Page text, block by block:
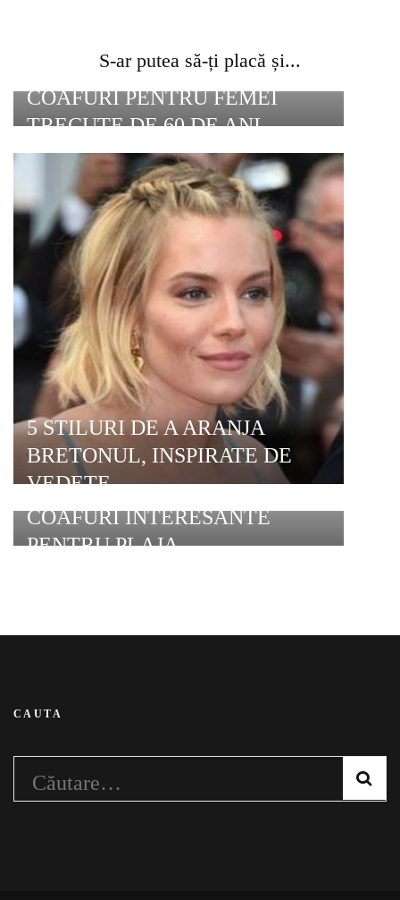
S-ar putea să-ți placă și...
COAFURI PENTRU FEMEI
TRECUTE DE 60 DE ANI
5 STILURI DE A ARANJA
BRETONUL, INSPIRATE DE
VEDETE
COAFURI INTERESANTE
PENTRU PLAJA
CAUTA
Caută